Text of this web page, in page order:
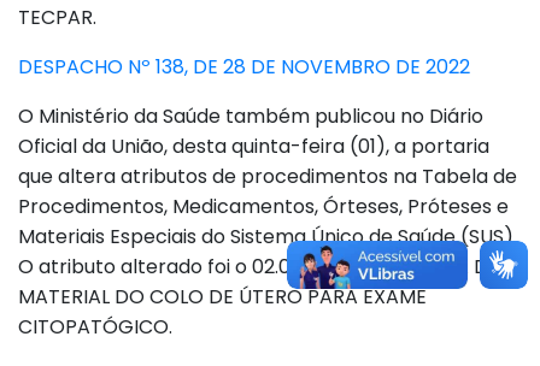
TECPAR.
DESPACHO Nº 138, DE 28 DE NOVEMBRO DE 2022
O Ministério da Saúde também publicou no Diário
Oficial da União, desta quinta-feira (01), a portaria
que altera atributos de procedimentos na Tabela de
Procedimentos, Medicamentos, Órteses, Próteses e
Materiais Especiais do Sistema Único de Saúde (SUS).
O atributo alterado foi o 02.01.02.003-3-COLETA DE
MATERIAL DO COLO DE ÚTERO PARA EXAME
CITOPATÓGICO.